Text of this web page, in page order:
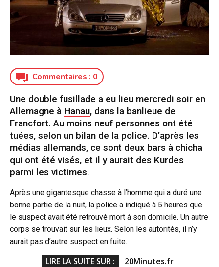
Commentaires : 0
Une double fusillade a eu lieu mercredi soir en
Allemagne à Hanau, dans la banlieue de
Francfort. Au moins neuf personnes ont été
tuées, selon un bilan de la police. D’après les
médias allemands, ce sont deux bars à chicha
qui ont été visés, et il y aurait des Kurdes
parmi les victimes.
Après une gigantesque chasse à l’homme qui a duré une
bonne partie de la nuit, la police a indiqué à 5 heures que
le suspect avait été retrouvé mort à son domicile. Un autre
corps se trouvait sur les lieux. Selon les autorités, il n’y
aurait pas d’autre suspect en fuite.
LIRE LA SUITE SUR : 20Minutes.fr